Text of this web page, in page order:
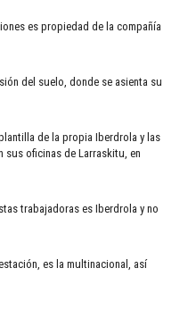
es propiedad de la compañía
del suelo, donde se asienta su
de la propia Iberdrola y las
sus oficinas de Larraskitu, en
trabajadoras es Iberdrola y no
es la multinacional, así